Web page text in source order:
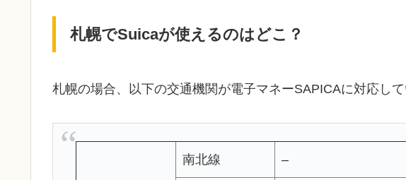
札幌でSuicaが使えるのはどこ？
札幌の場合、以下の交通機関が電子マネーSAPICAに対応し
南北線 –